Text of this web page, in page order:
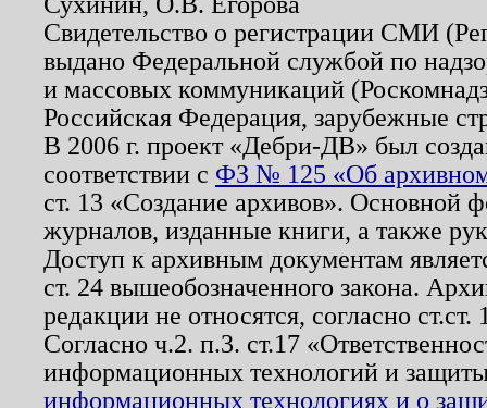
Свидетельство о регистрации СМИ
выдано Федеральной службой по
и массовых коммуникаций
Российская Федерация, зарубежные
В 2006 г. проект «Дебри-ДВ» был
соответствии с ФЗ № 125 «Об
ст. 13 «Создание архивов». Основной
журналов, изданные книги, а также
Доступ к архивным документам
ст. 24 вышеобозначенного закона.
редакции не относятся, согласно
Согласно ч.2. п.3. ст.17
информационных технологий и
информационных технологиях и о